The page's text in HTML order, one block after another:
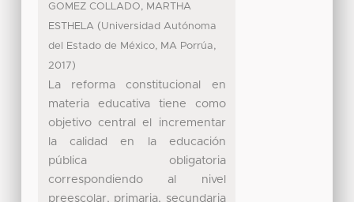
GOMEZ COLLADO, MARTHA
ESTHELA (Universidad Autónoma
del Estado de México, MA Porrúa,
2017)
La reforma constitucional en
materia educativa tiene como
objetivo central el incrementar
la calidad en la educación
pública obligatoria
correspondiendo al nivel
preescolar, primaria, secundaria